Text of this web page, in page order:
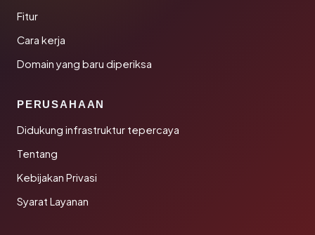
Fitur
Cara kerja
Domain yang baru diperiksa
PERUSAHAAN
Didukung infrastruktur tepercaya
Tentang
Kebijakan Privasi
Syarat Layanan